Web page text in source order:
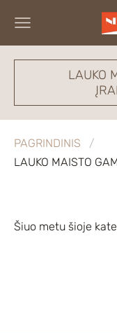
LAUKO
PAGRINDINIS
LAUKO MAISTO
Šiuo metu šioje